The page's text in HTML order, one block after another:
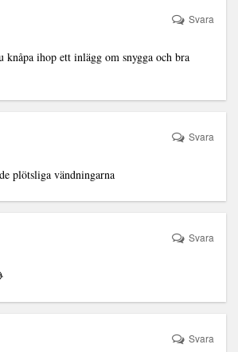
knåpa ihop ett inlägg om snygga och bra
Svara
plötsliga vändningarna
Svara
Svara
Svara